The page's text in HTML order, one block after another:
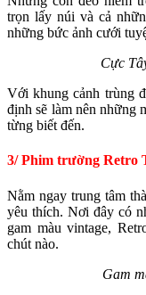
trọn lấy núi và cả
những bức ảnh cưới
Cực
Với khung cảnh trùng
định sẽ làm nên những
từng biết đến.
3/ Phim trường Retro
Nằm ngay trung tâm
yêu thích. Nơi đây có
gam màu vintage,
chút nào.
Gam